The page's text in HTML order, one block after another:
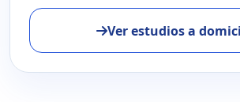
Ver estudios a